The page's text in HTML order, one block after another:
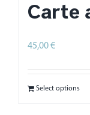
Carte
45,00€
Select options